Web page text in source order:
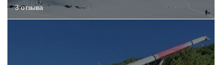
3 отзыва